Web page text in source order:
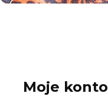
Moje konto